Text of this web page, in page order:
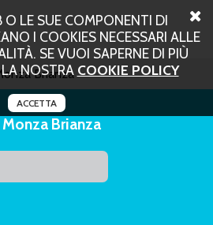
LE SUE COMPONENTI DI
I COOKIES NECESSARI ALLE
SE VUOI SAPERNE DI PIÙ
LA NOSTRA COOKIE POLICY
ACCETTA
Brianza
Brianza